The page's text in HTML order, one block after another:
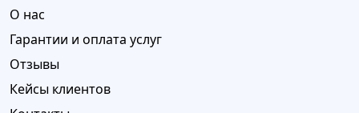
О нас
Гарантии и оплата услуг
Отзывы
Кейсы клиентов